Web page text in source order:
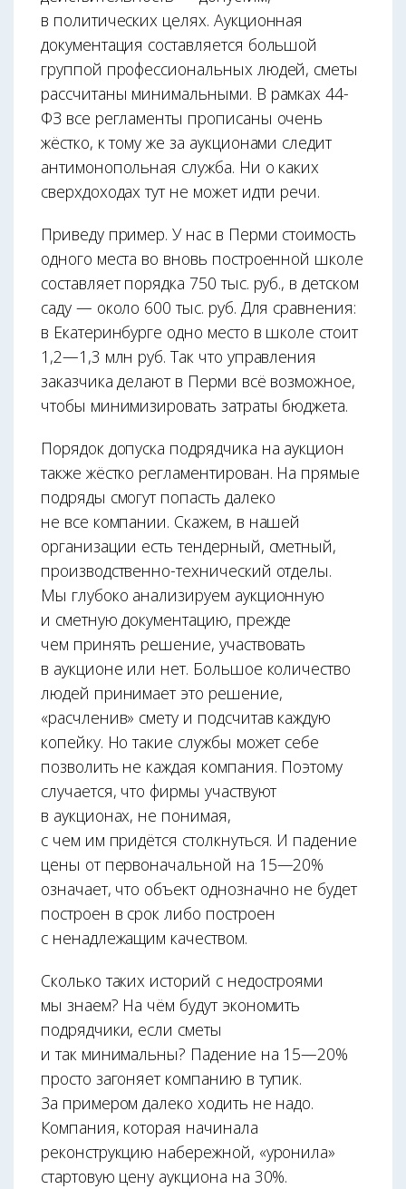
в политических целях. Аукционная
документация составляется большой
группой профессиональных людей, сметы
рассчитаны минимальными. В рамках 44-
ФЗ все регламенты прописаны очень
жёстко, к тому же за аукционами следит
антимонопольная служба. Ни о каких
сверхдоходах тут не может идти речи.
Приведу пример. У нас в Перми стоимость
одного места во вновь построенной школе
составляет порядка 750 тыс. руб., в детском
саду — около 600 тыс. руб. Для сравнения:
в Екатеринбурге одно место в школе стоит
1,2—1,3 млн руб. Так что управления
заказчика делают в Перми всё возможное,
чтобы минимизировать затраты бюджета.
Порядок допуска подрядчика на аукцион
также жёстко регламентирован. На прямые
подряды смогут попасть далеко
не все компании. Скажем, в нашей
организации есть тендерный, сметный,
производственно-технический отделы.
Мы глубоко анализируем аукционную
и сметную документацию, прежде
чем принять решение, участвовать
в аукционе или нет. Большое количество
людей принимает это решение,
«расчленив» смету и подсчитав каждую
копейку. Но такие службы может себе
позволить не каждая компания. Поэтому
случается, что фирмы участвуют
в аукционах, не понимая,
с чем им придётся столкнуться. И падение
цены от первоначальной на 15—20%
означает, что объект однозначно не будет
построен в срок либо построен
с ненадлежащим качеством.
Сколько таких историй с недостроями
мы знаем? На чём будут экономить
подрядчики, если сметы
и так минимальны? Падение на 15—20%
просто загоняет компанию в тупик.
За примером далеко ходить не надо.
Компания, которая начинала
реконструкцию набережной, «уронила»
стартовую цену аукциона на 30%.